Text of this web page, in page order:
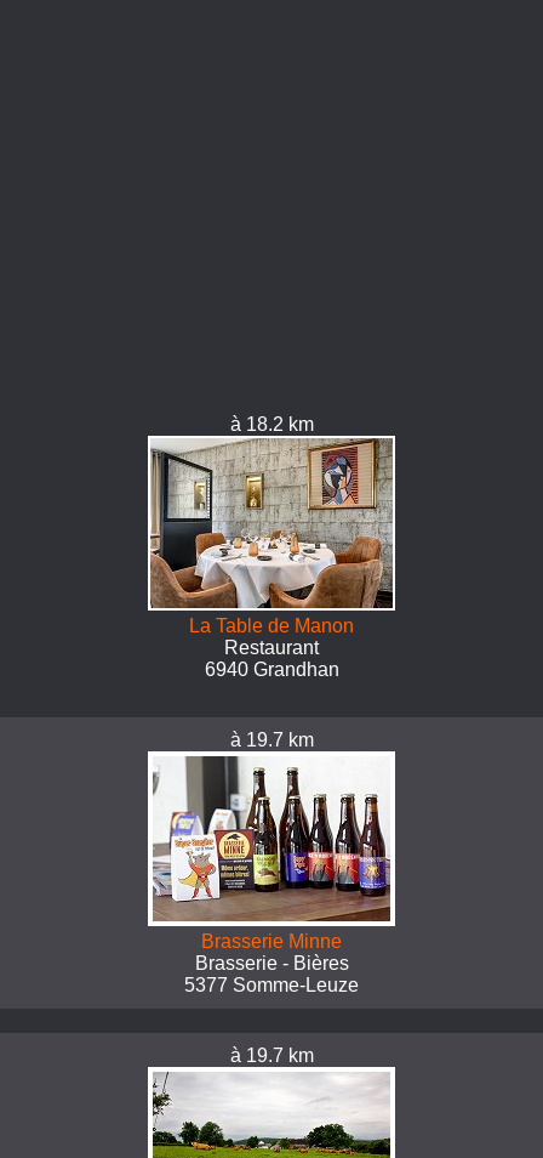
à 18.2 km
La Table de Manon
Restaurant
6940 Grandhan
à 19.7 km
Brasserie Minne
Brasserie - Bières
5377 Somme-Leuze
à 19.7 km